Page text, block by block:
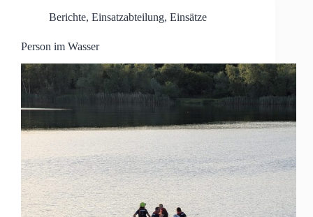
Berichte, Einsatzabteilung, Einsätze
Person im Wasser